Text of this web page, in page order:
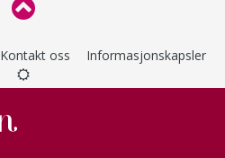
Kontakt oss Informasjonskapsler